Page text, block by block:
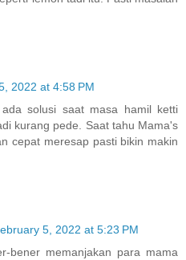
2022 at 4:58 PM
solusi saat masa hamil ketti
kurang pede. Saat tahu Mama's
cepat meresap pasti bikin makin
5, 2022 at 5:23 PM
bener memanjakan para mama